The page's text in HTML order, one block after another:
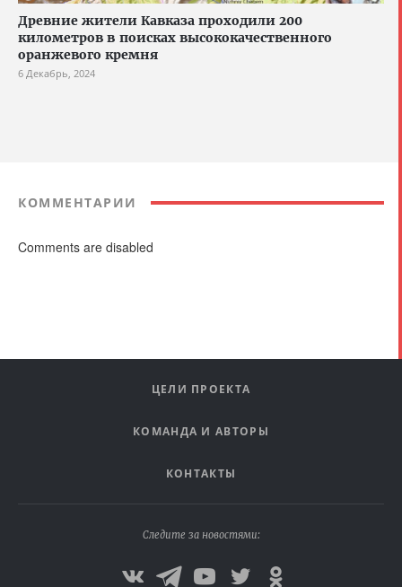
Древние жители Кавказа проходили 200
километров в поисках высококачественного
оранжевого кремня
6 Декабрь, 2024
КОММЕНТАРИИ
Comments are disabled
ЦЕЛИ ПРОЕКТА
КОМАНДА И АВТОРЫ
КОНТАКТЫ
Следите за новостями: